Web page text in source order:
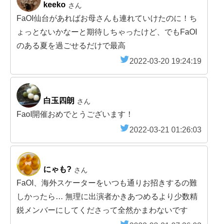
keeko さん
FaOI仙台があればお母さんも連れていけたのに！ち
ょっとないかなーと期待しちゃったけど、でもFaOI
のある夏を過ごせるだけで最高
2022-03-20 19:24:19
白玉四朗 さん
FaoI開催おめでとうございます！
2022-03-21 01:26:03
にゃも? さん
FaOI、海外スケーターをいつも通りお招きするの難
しかったら… 無理に出演者かきあつめるより少数精
鋭メンバーにしてくださって全然かまわないです